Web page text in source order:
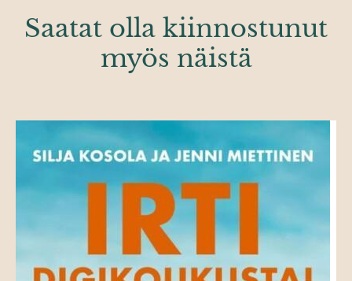
Saatat olla kiinnostunut
myös näistä